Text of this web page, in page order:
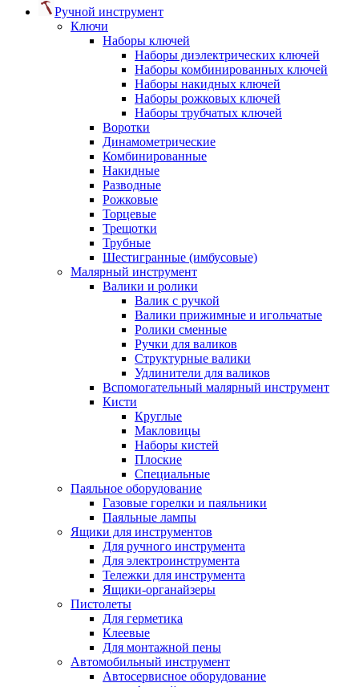
Ручной инструмент
Ключи
Наборы ключей
Наборы диэлектрических ключей
Наборы комбинированных ключей
Наборы накидных ключей
Наборы рожковых ключей
Наборы трубчатых ключей
Воротки
Динамометрические
Комбинированные
Накидные
Разводные
Рожковые
Торцевые
Трещотки
Трубные
Шестигранные (имбусовые)
Малярный инструмент
Валики и ролики
Валик с ручкой
Валики прижимные и игольчатые
Ролики сменные
Ручки для валиков
Структурные валики
Удлинители для валиков
Вспомогательный малярный инструмент
Кисти
Круглые
Макловицы
Наборы кистей
Плоские
Специальные
Паяльное оборудование
Газовые горелки и паяльники
Паяльные лампы
Ящики для инструментов
Для ручного инструмента
Для электроинструмента
Тележки для инструмента
Ящики-органайзеры
Пистолеты
Для герметика
Клеевые
Для монтажной пены
Автомобильный инструмент
Автосервисное оборудование